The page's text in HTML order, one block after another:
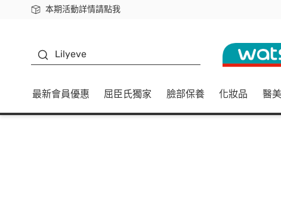
本期活動詳情請點我
下載app最高回饋$350
Lilyeve
最新會員優惠 屈臣氏獨家 臉部保養 化妝品 醫美